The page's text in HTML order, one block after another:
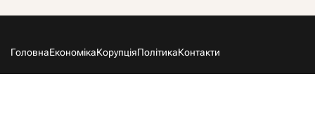
ГоловнаЕкономікаКорупціяПолітикаКонтакти